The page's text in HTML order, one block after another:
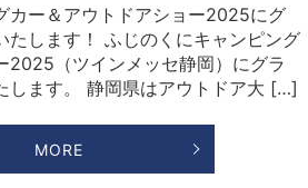
カー＆アウトドアショー2025にグ
たします！ ふじのくにキャンピング
2025（ツインメッセ静岡）にグラ
します。 静岡県はアウトドア大 […]
MORE